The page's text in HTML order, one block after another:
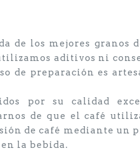
de los mejores granos
aditivos ni
de preparación es
por su calidad
de que el café
de café mediante un
la bebida.